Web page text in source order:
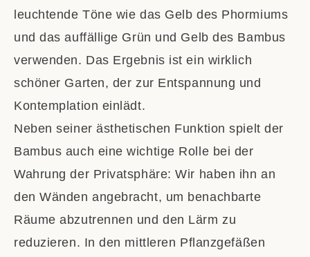
leuchtende Töne wie das Gelb des Phormiums
und das auffällige Grün und Gelb des Bambus
verwenden. Das Ergebnis ist ein wirklich
schöner Garten, der zur Entspannung und
Kontemplation einlädt.
Neben seiner ästhetischen Funktion spielt der
Bambus auch eine wichtige Rolle bei der
Wahrung der Privatsphäre: Wir haben ihn an
den Wänden angebracht, um benachbarte
Räume abzutrennen und den Lärm zu
reduzieren. In den mittleren Pflanzgefäßen